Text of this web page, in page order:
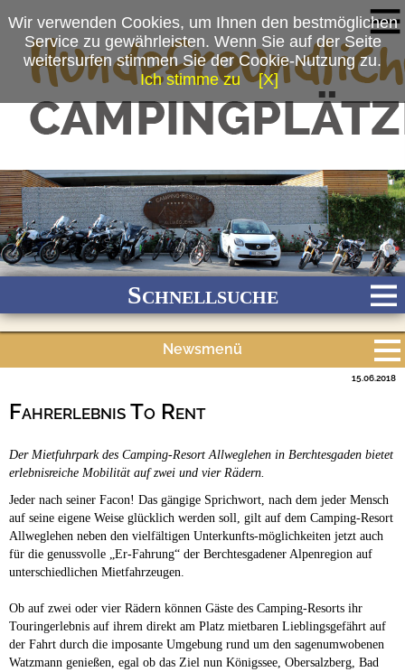
(c) Camping-Resort AllweglehenSchnellsuche
Ganzjährig geöffnet
Newsmenü
Campingplätze
Camping & Caravan
Touristik
Fahrerlebnis To Rent
15.06.2018
Der Mietfuhrpark des Camping-Resort Allweglehen in Berchtesgaden bietet
erlebnisreiche Mobilität auf zwei und vier Rädern.
Jeder nach seiner Facon! Das gängige Sprichwort, nach dem jeder Mensch
auf seine eigene Weise glücklich werden soll, gilt auf dem Camping-Resort
Allweglehen neben den vielfältigen Unterkunfts-möglichkeiten jetzt auch
für die genussvolle „Er-Fahrung“ der Berchtesgadener Alpenregion auf
unterschiedlichen Mietfahrzeugen.
Ob auf zwei oder vier Rädern können Gäste des Camping-Resorts ihr
Touringerlebnis auf ihrem direkt am Platz mietbaren Lieblingsgefährt auf
der Fahrt durch die imposante Umgebung rund um den sagenumwobenen
Watzmann genießen, egal ob das Ziel nun Königssee, Obersalzberg, Bad
Wir verwenden Cookies, um Ihnen den bestmöglichen
Service zu gewährleisten. Wenn Sie auf der Seite
weitersurfen stimmen Sie der Cookie-Nutzung zu.
Ich stimme zu
[X]